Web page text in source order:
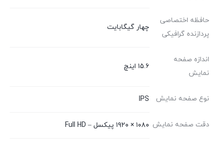
حافظه اختصاصی
پردازنده گرافیکی
چهار گیگابایت
اندازه صفحه
نمایش
۱۵.۶ اینچ
نوع صفحه نمایش IPS
دقت صفحه نمایش ۱۰۸۰ × ۱۹۲۰ پیکسل – Full HD